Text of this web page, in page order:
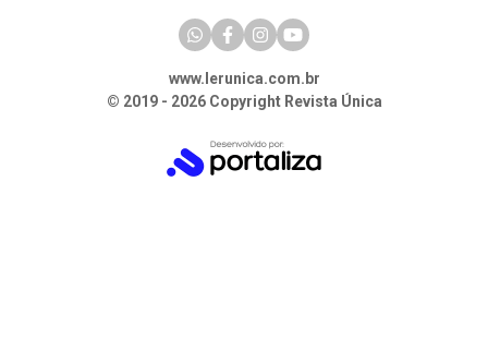
www.lerunica.com.br
© 2019 - 2026 Copyright Revista Única